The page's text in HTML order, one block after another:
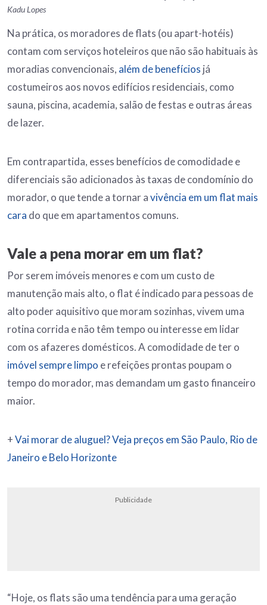
Kadu Lopes
Na prática, os moradores de flats (ou apart-hotéis)
contam com serviços hoteleiros que não são habituais às
moradias convencionais, além de benefícios já
costumeiros aos novos edifícios residenciais, como
sauna, piscina, academia, salão de festas e outras áreas
de lazer.
Em contrapartida, esses benefícios de comodidade e
diferenciais são adicionados às taxas de condomínio do
morador, o que tende a tornar avivência em um flat mais
cara do que em apartamentos comuns.
Vale a pena morar em um flat?
Por serem imóveis menores e com um custo de
manutenção mais alto, o flat é indicado para pessoas de
alto poder aquisitivo que moram sozinhas, vivem uma
rotina corrida e não têm tempo ou interesse em lidar
com os afazeres domésticos. A comodidade de ter o
imóvel sempre limpo e refeições prontas poupam o
tempo do morador, mas demandam um gasto financeiro
maior.
+Vai morar de aluguel? Veja preços em São Paulo, Rio de
Janeiro e Belo Horizonte
Publicidade
“Hoje, os flats são uma tendência para uma geração